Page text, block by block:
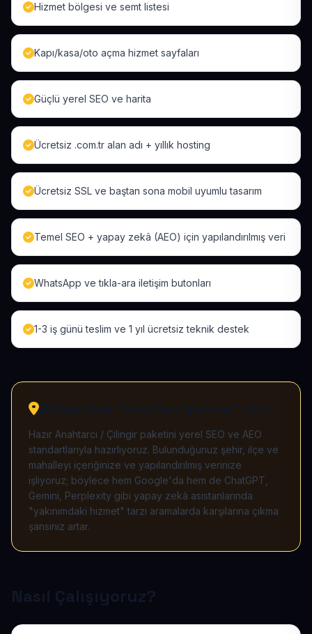
Hizmet bölgesi ve semt listesi
Kapı/kasa/oto açma hizmet sayfaları
Güçlü yerel SEO ve harita
Ücretsiz .com.tr alan adı + yıllık hosting
Ücretsiz SSL ve baştan sona mobil uyumlu tasarım
Temel SEO + yapay zekâ (AEO) için yapılandırılmış veri
WhatsApp ve tıkla-ara iletişim butonları
1-3 iş günü teslim ve 1 yıl ücretsiz teknik destek
Bölgenizde "önerilen işletme" olun
Hazır Anahtarcı / Çilingir paketini yerel SEO ve AEO
standartlarıyla hazırlıyoruz. Bulunduğunuz şehir, ilçe ve
mahalleyi içeriğinize ve yapılandırılmış verinize
işliyoruz; böylece hem Google'da hem de ChatGPT,
Gemini, Perplexity gibi yapay zekâ asistanlarında
"yakınımdaki hizmet" tarzı aramalarda karşılarına çıkma
şansınız artar.
Nasıl Çalışıyoruz?